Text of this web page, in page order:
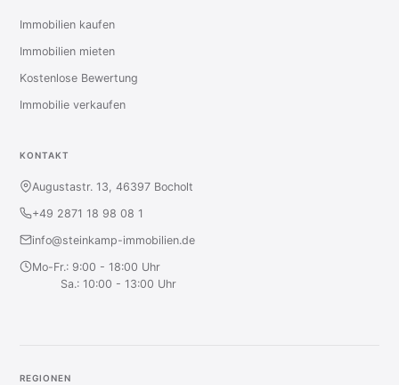
Immobilien kaufen
Immobilien mieten
Kostenlose Bewertung
Immobilie verkaufen
KONTAKT
Augustastr. 13, 46397 Bocholt
+49 2871 18 98 08 1
info@steinkamp-immobilien.de
Mo-Fr.: 9:00 - 18:00 Uhr
Sa.: 10:00 - 13:00 Uhr
REGIONEN